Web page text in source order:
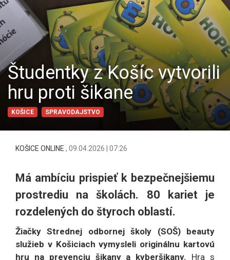
Študentky z Košíc vytvorili
hru proti šikane
KOŠICE SPRAVODAJSTVO
KOŠICE ONLINE , 09.04.2026 | 07:26
Má ambíciu prispieť k bezpečnejšiemu
prostrediu na školách. 80 kariet je
rozdelených do štyroch oblastí.
Žiačky Strednej odbornej školy (SOŠ) beauty
služieb v Košiciach vymysleli originálnu kartovú
hru na prevenciu šikany a kyberšikany. Hra s